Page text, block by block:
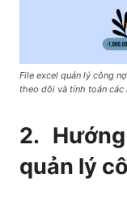
File excel quản lý công
theo dõi và tính toán các
2.
quản lý